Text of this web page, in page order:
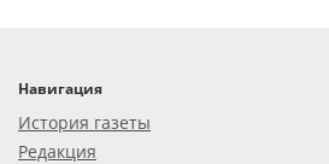
Навигация
История газеты
Редакция